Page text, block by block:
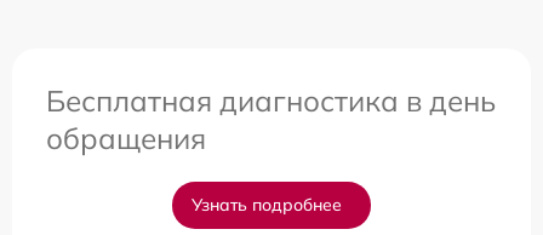
Бесплатная диагностика в день
обращения
Узнать подробнее